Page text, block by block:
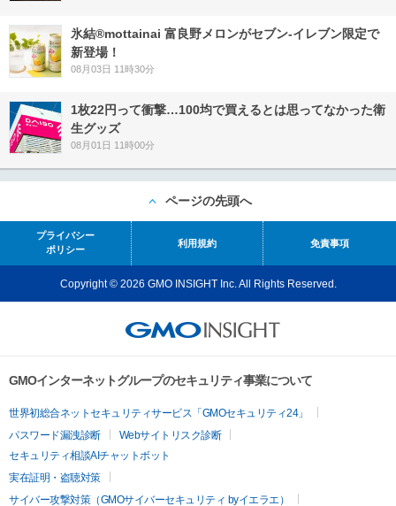
氷結®mottainai 富良野メロンがセブン‐イレブン限定で
新登場！
08月03日 11時30分
1枚22円って衝撃…100均で買えるとは思ってなかった衛
生グッズ
08月01日 11時00分
ページの先頭へ
プライバシー
ポリシー
利用規約 免責事項
Copyright © 2026 GMO INSIGHT Inc. All Rights Reserved.
GMOインターネットグループのセキュリティ事業について
世界初総合ネットセキュリティサービス「GMOセキュリティ24」
パスワード漏洩診断
Webサイトリスク診断
セキュリティ相談AIチャットボット
実在証明・盗聴対策
サイバー攻撃対策（GMOサイバーセキュリティ byイエラエ）